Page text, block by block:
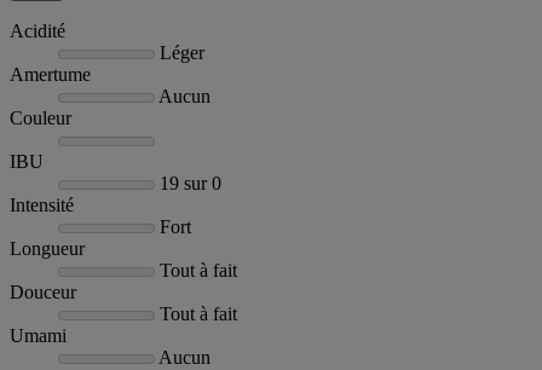
Acidité
Léger
Amertume
Aucun
Couleur
IBU
19 sur 0
Intensité
Fort
Longueur
Tout à fait
Douceur
Tout à fait
Umami
Aucun